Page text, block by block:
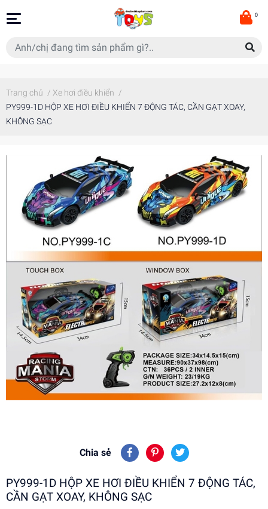
0
Trang chủ / Xe hơi điều khiển /
PY999-1D HỘP XE HƠI ĐIỀU KHIỂN 7 ĐỘNG TÁC, CẦN GẠT XOAY,
KHÔNG SẠC
Chia sẻ
PY999-1D HỘP XE HƠI ĐIỀU KHIỂN 7 ĐỘNG TÁC,
CẦN GẠT XOAY, KHÔNG SẠC